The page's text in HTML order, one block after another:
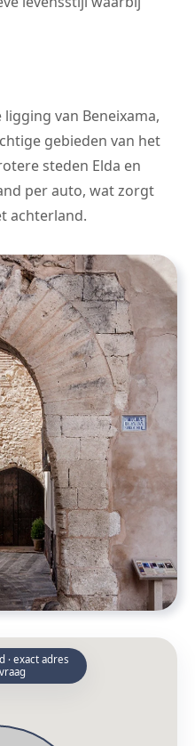
van Beneixama,
gebieden van het
steden Elda en
per auto, wat zorgt
achterland.
· exact adres